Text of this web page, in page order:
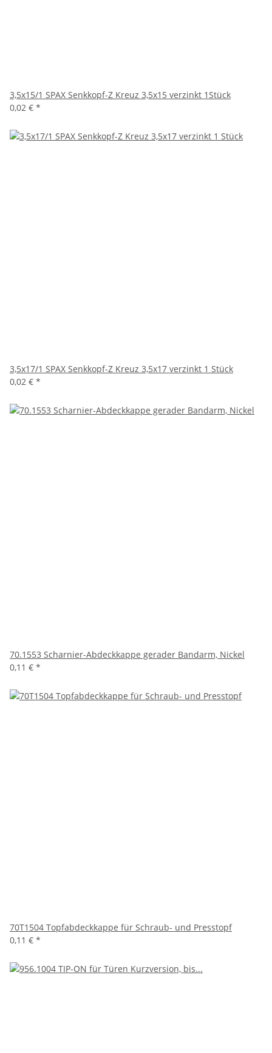
3,5x15/1 SPAX Senkkopf-Z Kreuz 3,5x15 verzinkt 1Stück
0,02 € *
3,5x17/1 SPAX Senkkopf-Z Kreuz 3,5x17 verzinkt 1 Stück
0,02 € *
70.1553 Scharnier-Abdeckkappe gerader Bandarm, Nickel
0,11 € *
70T1504 Topfabdeckkappe für Schraub- und Presstopf
0,11 € *